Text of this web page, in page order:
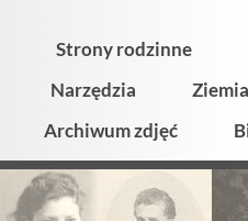
Strony rodzinne
Narzędzia
Archiwum zdjęć